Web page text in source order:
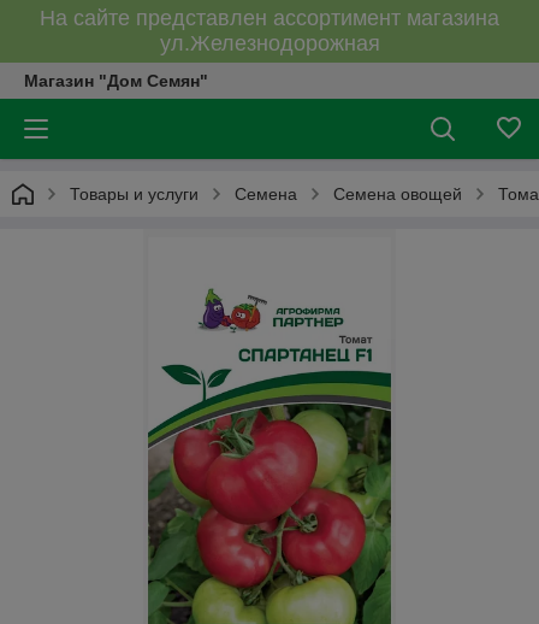
На сайте представлен ассортимент магазина
ул.Железнодорожная
Магазин "Дом Семян"
Товары и услуги Семена Семена овощей